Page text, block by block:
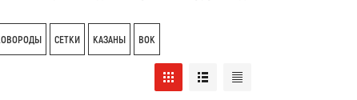
СЕТКИ КАЗАНЫ ВОК